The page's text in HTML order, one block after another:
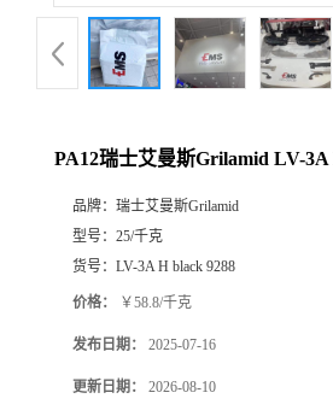
PA12瑞士艾曼斯Grilamid LV-3A
品牌： 瑞士艾曼斯Grilamid
型号： 25/千克
货号： LV-3A H black 9288
价格： ￥58.8/千克
发布日期： 2025-07-16
更新日期： 2026-08-10